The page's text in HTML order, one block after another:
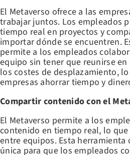
El Metaverso ofrece a las
trabajar juntos. Los empleados
tiempo real en proyectos y
importar dónde se encuentren.
permite a los empleados
equipo sin tener que reunirse
los costes de desplazamiento,
empresas ahorrar tiempo y
Compartir contenido con el
El Metaverso permite a los
contenido en tiempo real, lo
entre equipos. Esta
única para que los empleados